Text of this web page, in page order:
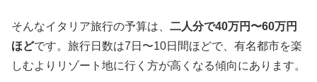
そんなイタリア旅行の予算は、 二人分で40万円〜60万円
ほどです。旅行日数は7日〜10日間ほどで、有名都市を楽
しむよりリゾート地に行く方が高くなる傾向にあります。